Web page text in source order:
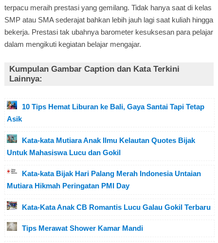
terpacu meraih prestasi yang gemilang. Tidak hanya saat di kelas
SMP atau SMA sederajat bahkan lebih jauh lagi saat kuliah hingga
bekerja. Prestasi tak ubahnya barometer kesuksesan para pelajar
dalam mengikuti kegiatan belajar mengajar.
Kumpulan Gambar Caption dan Kata Terkini
Lainnya:
10 Tips Hemat Liburan ke Bali, Gaya Santai Tapi Tetap
Asik
Kata-kata Mutiara Anak Ilmu Kelautan Quotes Bijak
Untuk Mahasiswa Lucu dan Gokil
Kata-kata Bijak Hari Palang Merah Indonesia Untaian
Mutiara Hikmah Peringatan PMI Day
Kata-Kata Anak CB Romantis Lucu Galau Gokil Terbaru
Tips Merawat Shower Kamar Mandi